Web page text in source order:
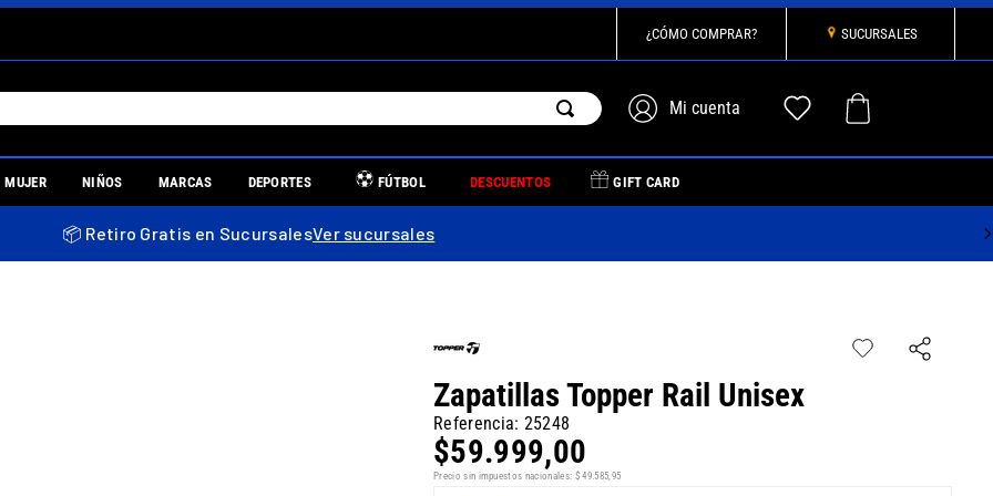
¿CÓMO COMPRAR? SUCURSALES
MUJER NIÑOS MARCAS DEPORTES FÚTBOL DESCUENTOS GIFT CARD
📦 Retiro Gratis en SucursalesVer sucursales
Zapatillas Topper Rail Unisex
Referencia: 25248
$59.999,00
Precio sin impuestos nacionales: $ 49.585 95
MÁS BUSCADOS